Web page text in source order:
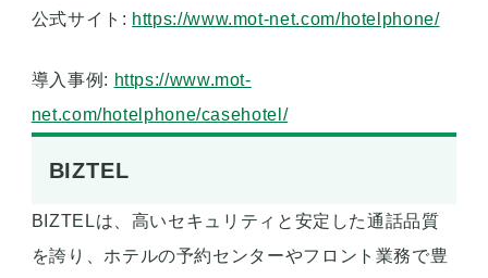
公式サイト: https://www.mot-net.com/hotelphone/
導入事例: https://www.mot-
net.com/hotelphone/casehotel/
BIZTEL
BIZTELは、高いセキュリティと安定した通話品質
を誇り、ホテルの予約センターやフロント業務で豊